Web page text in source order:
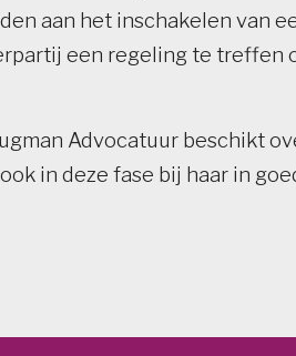
aan het inschakelen van
een regeling te treffen
Advocatuur beschikt
in deze fase bij haar in